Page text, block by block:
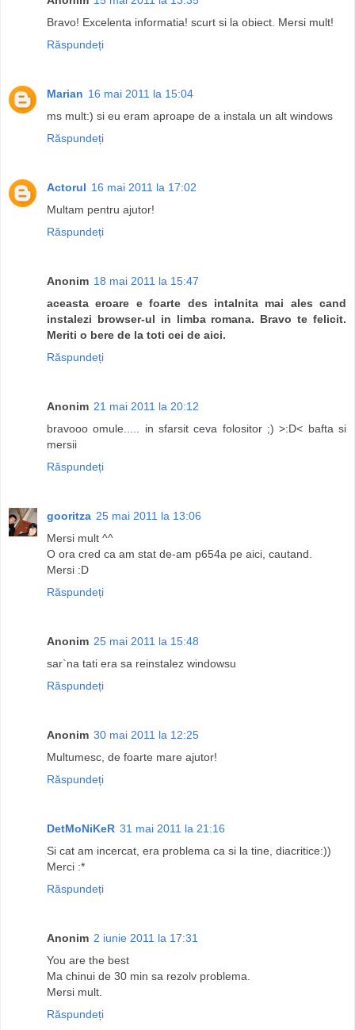
Bravo! Excelenta informatia! scurt si la obiect. Mersi mult!
Răspundeți
Marian 16 mai 2011 la 15:04
ms mult:) si eu eram aproape de a instala un alt windows
Răspundeți
Actorul 16 mai 2011 la 17:02
Multam pentru ajutor!
Răspundeți
Anonim 18 mai 2011 la 15:47
aceasta eroare e foarte des intalnita mai ales cand
instalezi browser-ul in limba romana. Bravo te felicit.
Meriti o bere de la toti cei de aici.
Răspundeți
Anonim 21 mai 2011 la 20:12
bravooo omule..... in sfarsit ceva folositor ;) >:D< bafta si
mersii
Răspundeți
gooritza 25 mai 2011 la 13:06
Mersi mult ^^
O ora cred ca am stat de-am p654a pe aici, cautand.
Mersi :D
Răspundeți
Anonim 25 mai 2011 la 15:48
sar`na tati era sa reinstalez windowsu
Răspundeți
Anonim 30 mai 2011 la 12:25
Multumesc, de foarte mare ajutor!
Răspundeți
DetMoNiKeR 31 mai 2011 la 21:16
Si cat am incercat, era problema ca si la tine, diacritice:))
Merci :*
Răspundeți
Anonim 2 iunie 2011 la 17:31
You are the best
Ma chinui de 30 min sa rezolv problema.
Mersi mult.
Răspundeți